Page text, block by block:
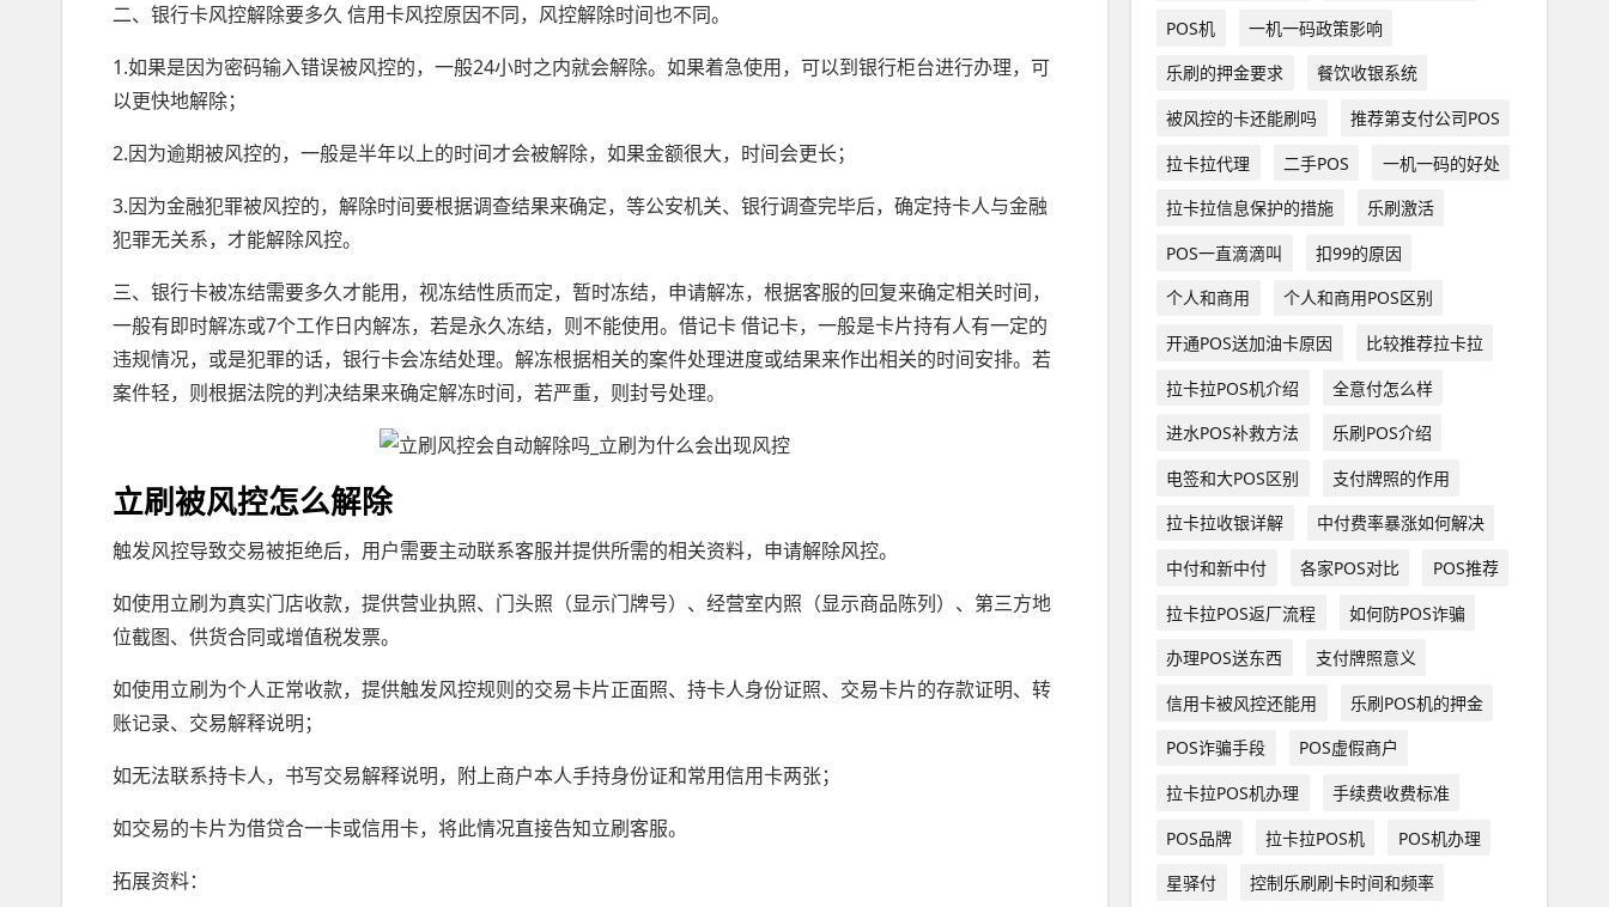
二、银行卡风控解除要多久 信用卡风控原因不同，风控解除时间也不同。
1.如果是因为密码输入错误被风控的，一般24小时之内就会解除。如果着急使用，可以到银行柜台进行办理，可
以更快地解除；
2.因为逾期被风控的，一般是半年以上的时间才会被解除，如果金额很大，时间会更长；
3.因为金融犯罪被风控的，解除时间要根据调查结果来确定，等公安机关、银行调查完毕后，确定持卡人与金融
犯罪无关系，才能解除风控。
三、银行卡被冻结需要多久才能用，视冻结性质而定，暂时冻结，申请解冻，根据客服的回复来确定相关时间，
一般有即时解冻或7个工作日内解冻，若是永久冻结，则不能使用。借记卡 借记卡，一般是卡片持有人有一定的
违规情况，或是犯罪的话，银行卡会冻结处理。解冻根据相关的案件处理进度或结果来作出相关的时间安排。若
案件轻，则根据法院的判决结果来确定解冻时间，若严重，则封号处理。
立刷被风控怎么解除
触发风控导致交易被拒绝后，用户需要主动联系客服并提供所需的相关资料，申请解除风控。
如使用立刷为真实门店收款，提供营业执照、门头照（显示门牌号）、经营室内照（显示商品陈列）、第三方地
位截图、供货合同或增值税发票。
如使用立刷为个人正常收款，提供触发风控规则的交易卡片正面照、持卡人身份证照、交易卡片的存款证明、转
账记录、交易解释说明；
如无法联系持卡人，书写交易解释说明，附上商户本人手持身份证和常用信用卡两张；
如交易的卡片为借贷合一卡或信用卡，将此情况直接告知立刷客服。
拓展资料：
POS机
一机一码政策影响
乐刷的押金要求
餐饮收银系统
被风控的卡还能刷吗
推荐第支付公司POS
拉卡拉代理
二手POS
一机一码的好处
拉卡拉信息保护的措施
乐刷激活
POS一直滴滴叫
扣99的原因
个人和商用
个人和商用POS区别
开通POS送加油卡原因
比较推荐拉卡拉
拉卡拉POS机介绍
全意付怎么样
进水POS补救方法
乐刷POS介绍
电签和大POS区别
支付牌照的作用
拉卡拉收银详解
中付费率暴涨如何解决
中付和新中付
各家POS对比
POS推荐
拉卡拉POS返厂流程
如何防POS诈骗
办理POS送东西
支付牌照意义
信用卡被风控还能用
乐刷POS机的押金
POS诈骗手段
POS虚假商户
拉卡拉POS机办理
手续费收费标准
POS品牌
拉卡拉POS机
POS机办理
星驿付
控制乐刷刷卡时间和频率